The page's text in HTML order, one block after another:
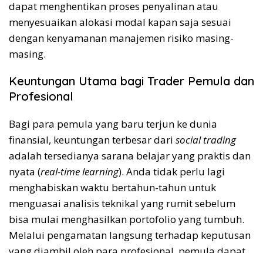
dapat menghentikan proses penyalinan atau
menyesuaikan alokasi modal kapan saja sesuai
dengan kenyamanan manajemen risiko masing-
masing.
Keuntungan Utama bagi Trader Pemula dan
Profesional
Bagi para pemula yang baru terjun ke dunia
finansial, keuntungan terbesar dari social trading
adalah tersedianya sarana belajar yang praktis dan
nyata (real-time learning). Anda tidak perlu lagi
menghabiskan waktu bertahun-tahun untuk
menguasai analisis teknikal yang rumit sebelum
bisa mulai menghasilkan portofolio yang tumbuh.
Melalui pengamatan langsung terhadap keputusan